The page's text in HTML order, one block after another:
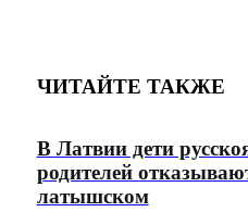
ЧИТАЙТЕ ТАКЖЕ
В Латвии дети
родителей
латышском